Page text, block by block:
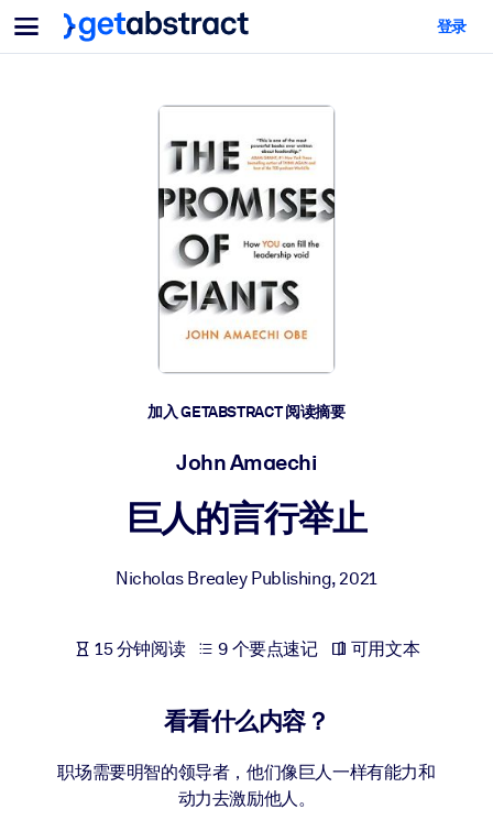
菜单
面向团队与管理者
为您的员工配备关键的人工智能技能。
帮助您的管理者为未来的工作时代做好准备。
让团队更轻松地共同学习、解决实际问题并更快采取行动。
培养您的员工应对未来挑战所需的技能。
将简短且经过验证的知识引入您的 LMS/LXP，以获得更强的学习效
面向企业图书馆
面向人工智能系统
结果。
面向人工智能系统
登录
加入 GETABSTRACT 阅读摘要
John Amaechi
巨人的言行举止
Nicholas Brealey Publishing,2021
15 分钟阅读 9 个要点速记 可用文本
看看什么内容？
职场需要明智的领导者，他们像巨人一样有能力和
动力去激励他人。